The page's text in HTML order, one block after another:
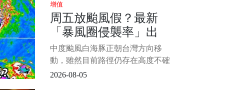
化，應盡快前往醫療院所接受檢
查。 1/6 中醫師吳宏乾在《健康
2.0》節目中表示，藉由觀察反射區
域能夠掌握健康狀況，臉部與耳朵
的大腸反射區都能
增值
周五放颱風假？最新
「暴風圈侵襲率」出
爐 北北基桃最高
中度颱風白海豚正朝台灣方向移
動，雖然目前路徑仍存在高度不確
定性，但北轉的幅度將直接決定對
2026-08-05